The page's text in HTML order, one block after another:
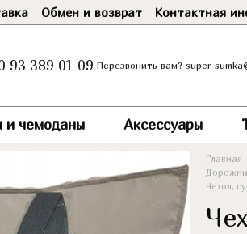
Обмен и возврат Контактная
93 389 01 09 Перезвонить вам? super-
и чемоданы Аксессуары
Главная
Чехол,